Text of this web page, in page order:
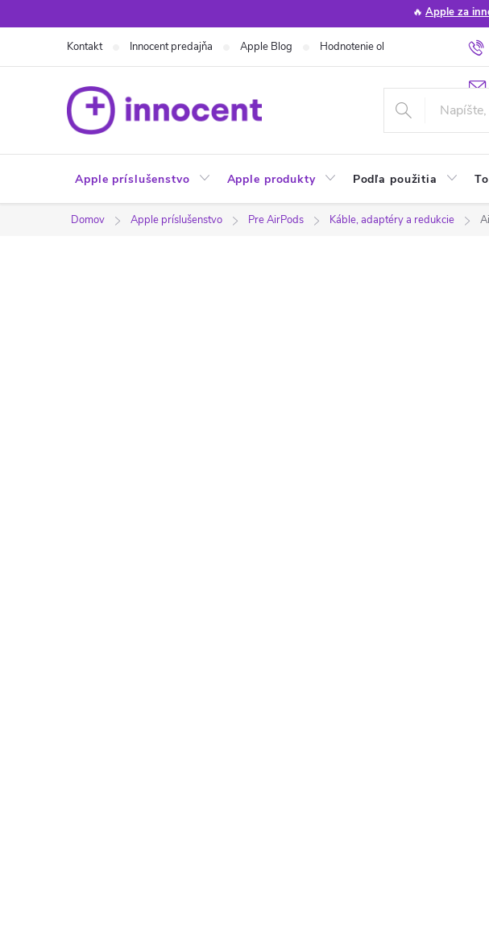
na
🔥 Apple za
Kontakt Innocent predajňa Apple Blog Hodnotenie obchodu Poradňa
Apple príslušenstvo Apple produkty Podľa použitia
Domov Apple príslušenstvo Pre AirPods Káble, adaptéry a redukcie